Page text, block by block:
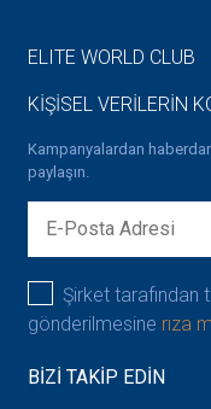
ELITE WORLD CLUB
KİŞİSEL VERİLERİN
Kampanyalardan
paylaşın.
Şirket tarafından
gönderilmesine rıza
BİZİ TAKİP EDİN